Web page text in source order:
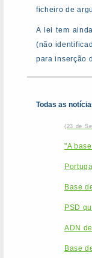
ficheiro de
A lei tem
(não
para inserção
Todas as
(23 de
"A
Base
PSD
ADN
Base